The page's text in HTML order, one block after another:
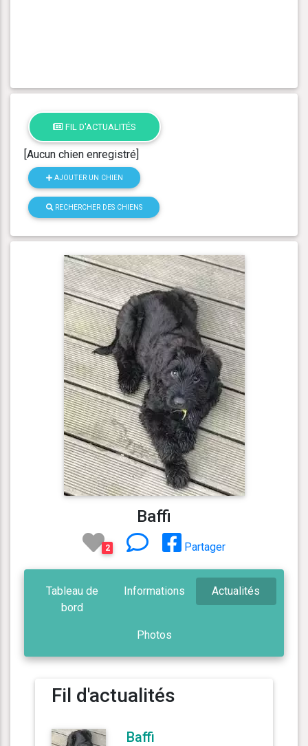
FIL D'ACTUALITÉS
[Aucun chien enregistré]
AJOUTER UN CHIEN
RECHERCHER DES CHIENS
Baffi
2 Partager
Tableau de
bord
Informations Actualités
Photos
Fil d'actualités
Baffi